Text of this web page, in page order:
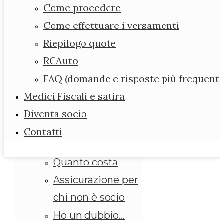
Come procedere
Come effettuare i versamenti
Riepilogo quote
RCAuto
FAQ (domande e risposte più
Medici Fiscali e satira
Diventa socio
Contatti
Forum
Diario dell’ ANMEFI
Assicurazione
Leggi e scarica i
modelli
Assicurazione
obbligatoria
ANMEFI per i suoi
Quanto costa
Assicurazione per
chi non è socio
Ho un dubbio…